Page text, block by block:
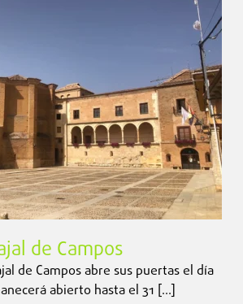
de Campos
de Campos abre sus puertas el día
abierto hasta el 31 […]